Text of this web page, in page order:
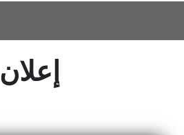
إعلان